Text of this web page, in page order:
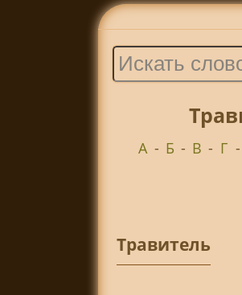
А - Б - В - Г -
Травитель